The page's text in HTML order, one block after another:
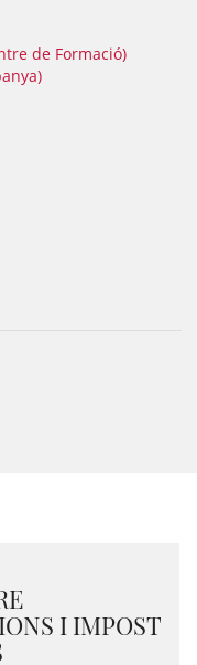
de Formació)
I IMPOST